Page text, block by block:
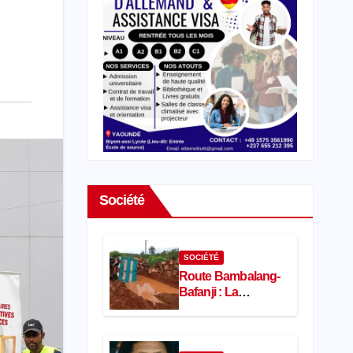
Société
SOCIÉTÉ
Route Bambalang-
Bafanji : La
dégradation de
activités